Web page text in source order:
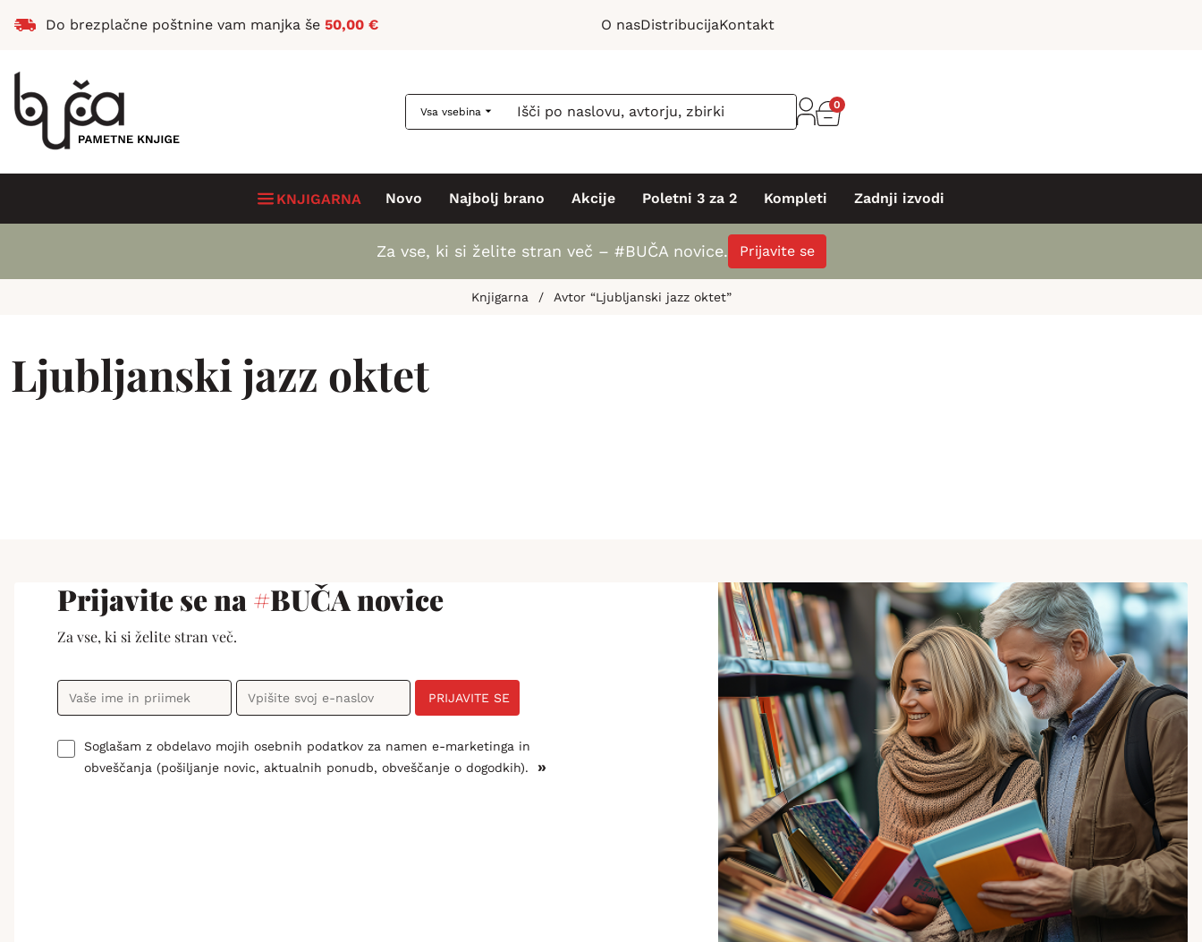
Do brezplačne poštnine vam manjka še 50,00 € O nasDistribucijaKontakt
Vsa vsebina
0
KNJIGARNA Novo Najbolj brano Akcije Poletni 3 za 2 Kompleti Zadnji izvodi
Za vse, ki si želite stran več – #BUČA novice. Prijavite se
Knjigarna / Avtor “Ljubljanski jazz oktet”
Ljubljanski jazz oktet
Prijavite se na#BUČA novice
Za vse, ki si želite stran več.
Soglašam z obdelavo mojih osebnih podatkov za namen e-marketinga in
obveščanja (pošiljanje novic, aktualnih ponudb, obveščanje o dogodkih).
»
PRIJAVITE SE